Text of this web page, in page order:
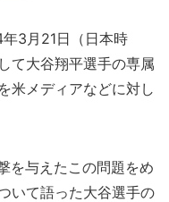
3月21日（日本時
て大谷翔平選手の専属
米メディアなどに対し
を与えたこの問題をめ
いて語った大谷選手の